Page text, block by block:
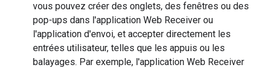
vous pouvez créer des onglets, des fenêtres ou des
pop-ups dans l'application Web Receiver ou
l'application d'envoi, et accepter directement les
entrées utilisateur, telles que les appuis ou les
balayages. Par exemple, l'application Web Receiver